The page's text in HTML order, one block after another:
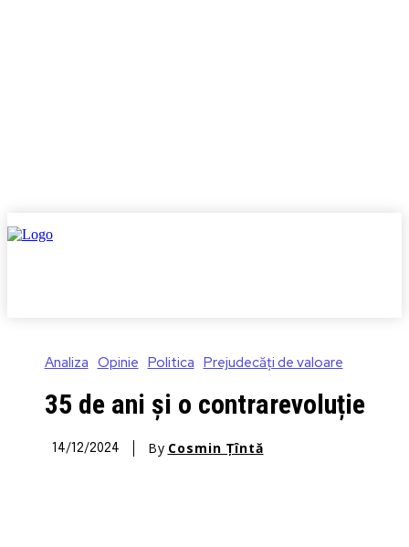
Analiza Opinie Politica Prejudecăți de valoare
35 de ani și o contrarevoluție
14/12/2024 By Cosmin Țîntă